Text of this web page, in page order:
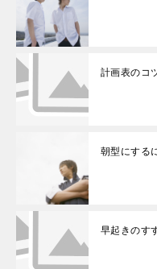
計画表のコ
朝型にする
早起きのす